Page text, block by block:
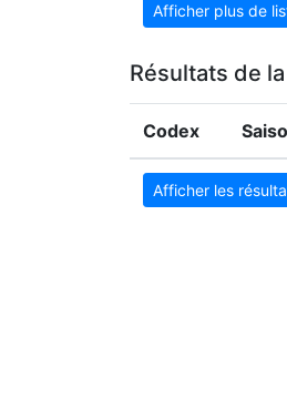
Afficher plus de
Résultats de
Codex
Afficher les